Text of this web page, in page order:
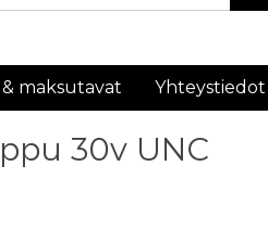
maksutavat Yhteystiedot
30v UNC